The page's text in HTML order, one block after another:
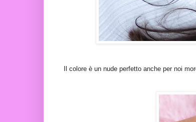
Il colore è un nude perfetto anche per noi